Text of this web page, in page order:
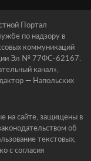
Портал
по надзору в
коммуникаций
Эл № 77ФС-62167.
канал»,
— Напольских
на сайте, защищены в
об
текстовых,
с согласия